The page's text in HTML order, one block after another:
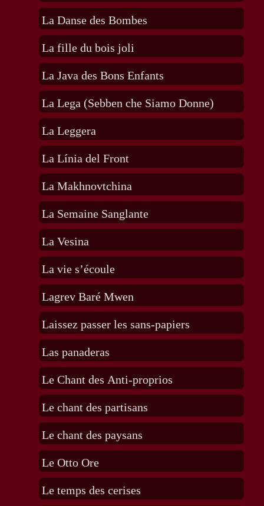
La Danse des Bombes
La fille du bois joli
La Java des Bons Enfants
La Lega (Sebben che Siamo Donne)
La Leggera
La Línia del Front
La Makhnovtchina
La Semaine Sanglante
La Vesina
La vie s’écoule
Lagrev Baré Mwen
Laissez passer les sans-papiers
Las panaderas
Le Chant des Anti-proprios
Le chant des partisans
Le chant des paysans
Le Otto Ore
Le temps des cerises